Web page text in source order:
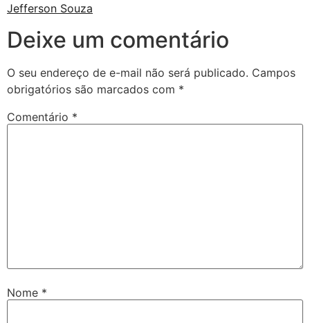
Jefferson Souza
Deixe um comentário
O seu endereço de e-mail não será publicado. Campos
obrigatórios são marcados com *
Comentário *
Nome *